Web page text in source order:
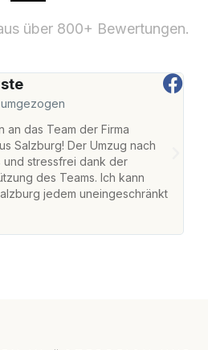
über 800+ Bewertungen.
an das Team der Firma
Salzburg! Der Umzug nach
stressfrei dank der
des Teams. Ich kann
jedem uneingeschränkt